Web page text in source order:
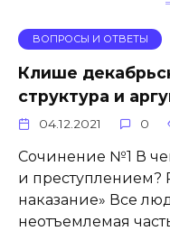
ВОПРОСЫ И ОТВЕТЫ
Клише
структура и
04.12.2021 0
Сочинение №1 В
и преступлением?
наказание» Все
неотъемлемая